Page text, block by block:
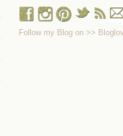
Follow my Blog on >>